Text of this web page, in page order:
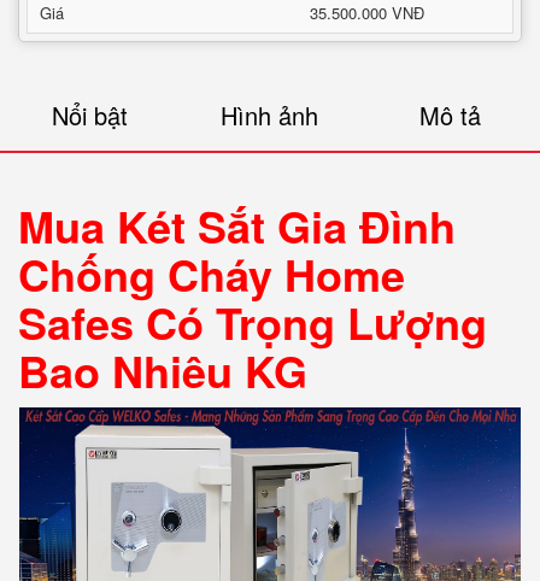
Giá
35.500.000 VNĐ
Nổi bật Hình ảnh Mô tả
Mua Két Sắt Gia Đình
Chống Cháy Home
Safes Có Trọng Lượng
Bao Nhiêu KG